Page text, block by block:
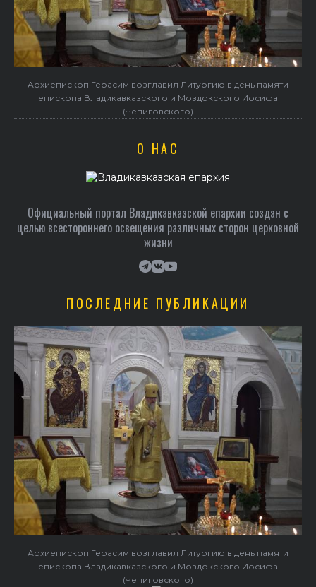
Архиепископ Герасим возглавил Литургию в день памяти
епископа Владикавказского и Моздокского Иосифа
(Чепиговского)
О НАС
Официальный портал Владикавказской епархии создан c
целью всестороннего освещения различных сторон церковной
жизни
ПОСЛЕДНИЕ ПУБЛИКАЦИИ
Архиепископ Герасим возглавил Литургию в день памяти
епископа Владикавказского и Моздокского Иосифа
(Чепиговского)